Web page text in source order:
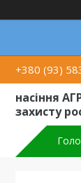
+380 (93)
насіння
захисту